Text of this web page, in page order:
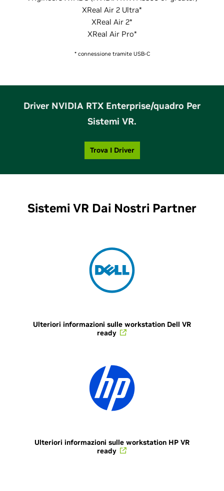
XReal Air 2 Ultra*
XReal Air 2*
XReal Air Pro*
* connessione tramite USB-C
Driver NVIDIA RTX Enterprise/quadro Per
Sistemi VR.
Trova I Driver
Sistemi VR Dai Nostri Partner
Ulteriori informazioni sulle workstation Dell VR
ready
Ulteriori informazioni sulle workstation HP VR
ready